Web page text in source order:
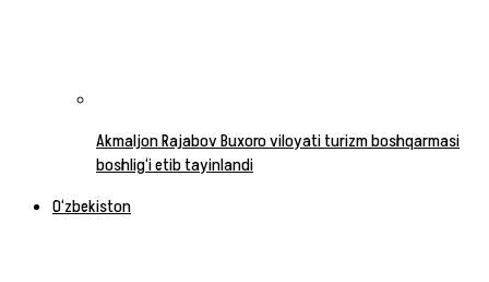
Akmaljon Rajabov Buxoro viloyati turizm boshqarmasi
boshlig‘i etib tayinlandi
O‘zbekiston